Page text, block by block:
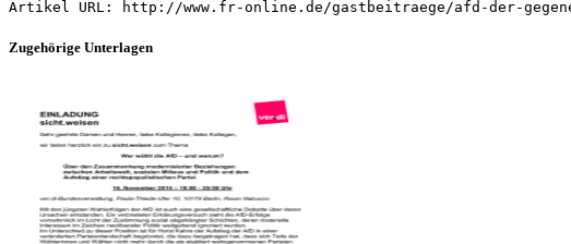
Zugehörige Unterlagen